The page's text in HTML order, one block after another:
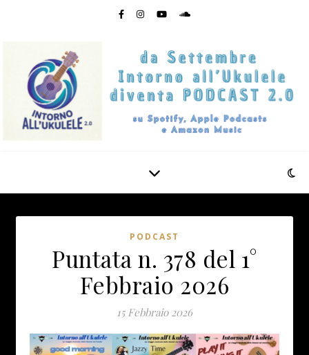
PODCAST
Puntata n. 378 del 1°
Febbraio 2026
15 Febbraio 2026